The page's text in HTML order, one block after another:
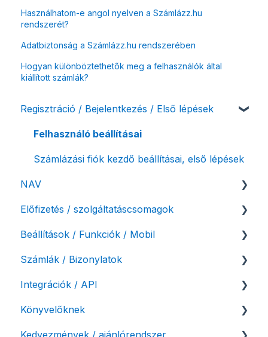
Használhatom-e angol nyelven a Számlázz.hu
rendszerét?
Adatbiztonság a Számlázz.hu rendszerében
Hogyan különböztethetők meg a felhasználók által
kiállított számlák?
Regisztráció / Bejelentkezés / Első lépések
Felhasználó beállításai
Számlázási fiók kezdő beállításai, első lépések
NAV
NAV online adatszolgáltatás
Adóhatósági ellenőrzés adatszolgáltatás
NAV pénztárgép feladás (PTGSZLAH)
Számlaverzum
Előfizetés / szolgáltatáscsomagok
Szolgáltatáscsomag kiválasztása
Szolgáltatáscsomag módosítása
Fiók / felhasználó törlése
Díjfizetés / díjtartozás / korlátozás
Beállítások / Funkciók / Mobil
Számlakészítés
Mobilapplikáció / MostSzámlázz
Bejövő számlák és vevői fiók
Számlák / Bizonylatok
Sztornó-, és helyesbítő számla
Díjbekérő, szállítólevél
Integrációk / API
API interfész, Számla Agent
Könyvelőknek